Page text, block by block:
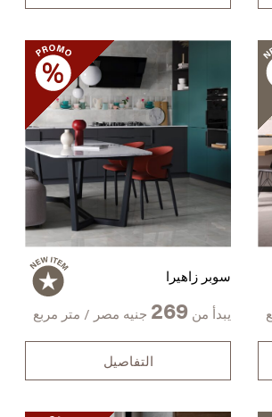
سوبر زاهيرا
يبدأ من 269 جنيه مصر / متر مربع
التفاصيل